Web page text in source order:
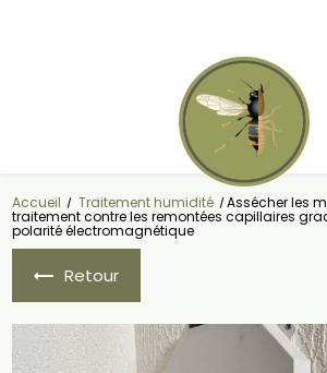
Accueil Traitement humidité Assécher les
traitement contre les remontées capillaires
polarité électromagnétique
Retour